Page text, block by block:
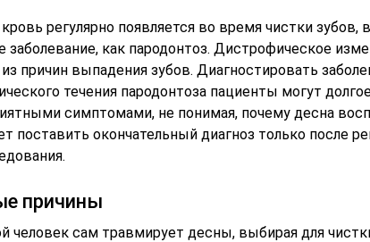
кровь регулярно появляется во время чистки
заболевание, как пародонтоз. Дистрофическое
причин выпадения зубов. Диагностировать
течения пародонтоза пациенты могут
симптомами, не понимая, почему десна
поставить окончательный диагноз только после
причины
человек сам травмирует десны, выбирая для